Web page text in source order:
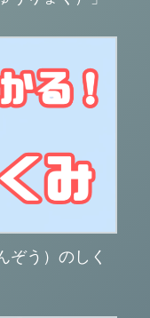
ぞう）のしく